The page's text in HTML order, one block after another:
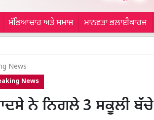
ਸੱਭਿਆਚਾਰ ਅਤੇ ਸਮਾਜ ਮਾਨਵਤਾ ਭਲਾਈਕਾਰਜ
News
News
ਨੇ ਨਿਗਲੇ 3 ਸਕੂਲੀ ਬੱਚੇ